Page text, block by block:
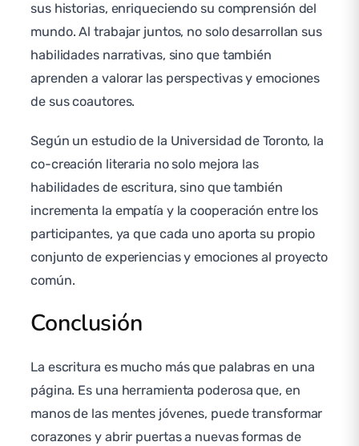
sus historias, enriqueciendo su comprensión del
mundo. Al trabajar juntos, no solo desarrollan sus
habilidades narrativas, sino que también
aprenden a valorar las perspectivas y emociones
de sus coautores.
Según un estudio de la Universidad de Toronto, la
co-creación literaria no solo mejora las
habilidades de escritura, sino que también
incrementa la empatía y la cooperación entre los
participantes, ya que cada uno aporta su propio
conjunto de experiencias y emociones al proyecto
común.
Conclusión
La escritura es mucho más que palabras en una
página. Es una herramienta poderosa que, en
manos de las mentes jóvenes, puede transformar
corazones y abrir puertas a nuevas formas de